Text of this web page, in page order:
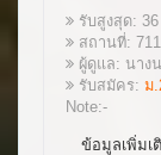
รับสูงสุด:
สถานที่: 711
ผู้ดูแล: นาง
รับสมัคร: ม
Note:-
ข้อมูลเพิ่มเ